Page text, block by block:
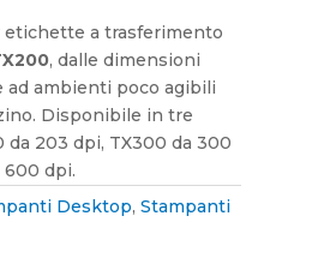
a trasferimento
, dalle dimensioni
ad ambienti poco agibili
Disponibile in tre
da 203 dpi, TX300 da 300
600 dpi.
Desktop, Stampanti